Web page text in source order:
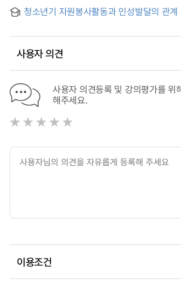
청소년기 자원봉사활동과 인성발달의 관
사용자 의견
사용자 의견등록 및 강의평가를 위
해주세요.
이용조건